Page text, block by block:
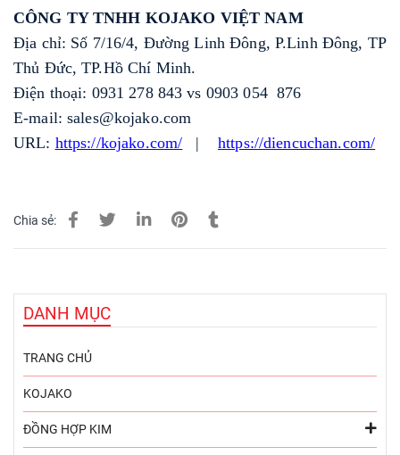
CÔNG TY TNHH KOJAKO VIỆT NAM
Địa chỉ: Số 7/16/4, Đường Linh Đông, P.Linh Đông, TP
Thủ Đức, TP.Hồ Chí Minh.
Điện thoại: 0931 278 843 vs 0903 054 876
E-mail: sales@kojako.com
URL: https://kojako.com/ |https://diencuchan.com/
Chia sẻ:
DANH MỤC
TRANG CHỦ
KOJAKO
ĐỒNG HỢP KIM